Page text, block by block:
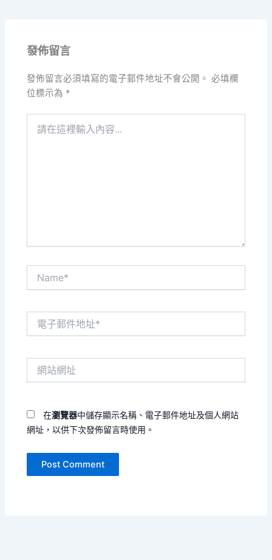
發佈留言
發佈留言必須填寫的電子郵件地址不會公開。 必填欄
位標示為 *
在瀏覽器中儲存顯示名稱、電子郵件地址及個人網站
網址，以供下次發佈留言時使用。